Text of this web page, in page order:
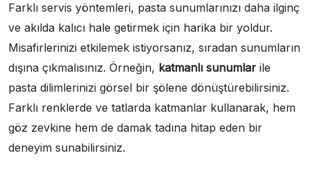
Farklı servis yöntemleri, pasta sunumlarınızı daha ilginç
ve akılda kalıcı hale getirmek için harika bir yoldur.
Misafirlerinizi etkilemek istiyorsanız, sıradan sunumların
dışına çıkmalısınız. Örneğin, katmanlı sunumlar ile
pasta dilimlerinizi görsel bir şölene dönüştürebilirsiniz.
Farklı renklerde ve tatlarda katmanlar kullanarak, hem
göz zevkine hem de damak tadına hitap eden bir
deneyim sunabilirsiniz.